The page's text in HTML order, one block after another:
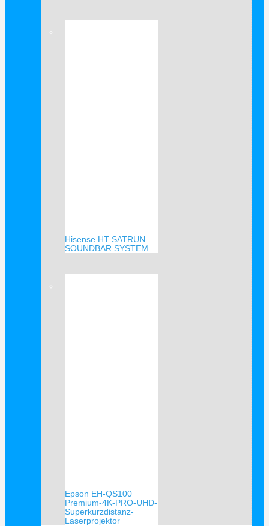
Hisense HT SATRUN
SOUNDBAR SYSTEM
Epson EH-QS100
Premium-4K-PRO-UHD-
Superkurzdistanz-
Laserprojektor